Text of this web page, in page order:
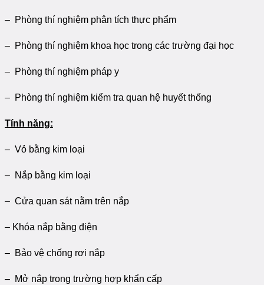
– Phòng thí nghiệm phân tích thực phẩm
– Phòng thí nghiệm khoa học trong các trường đại học
– Phòng thí nghiệm pháp y
– Phòng thí nghiệm kiểm tra quan hệ huyết thống
Tính năng:
– Vỏ bằng kim loại
– Nắp bằng kim loại
– Cửa quan sát nằm trên nắp
– Khóa nắp bằng điện
– Bảo vệ chống rơi nắp
– Mở nắp trong trường hợp khẩn cấp